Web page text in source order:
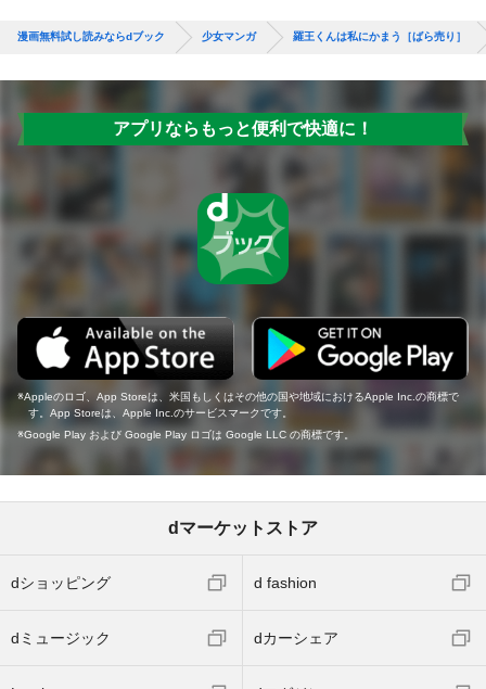
漫画無料試し読みならdブック 少女マンガ 羅王くんは私にかまう［ばら売り］
アプリならもっと便利で快適に！
Appleのロゴ、App Storeは、米国もしくはその他の国や地域におけるApple Inc.の商標で
す。App Storeは、Apple Inc.のサービスマークです。
Google Play および Google Play ロゴは Google LLC の商標です。
dマーケットストア
dショッピング d fashion
dミュージック dカーシェア